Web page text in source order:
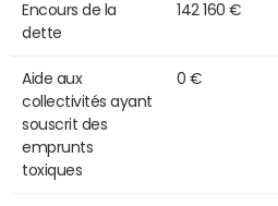
Encours de la
dette
142 160 €
Aide aux
collectivités ayant
souscrit des
emprunts
toxiques
0 €